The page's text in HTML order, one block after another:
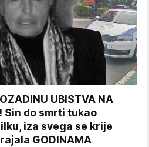
UBISTVA NA
Sin do smrti tukao
iza svega se krije
GODINAMA